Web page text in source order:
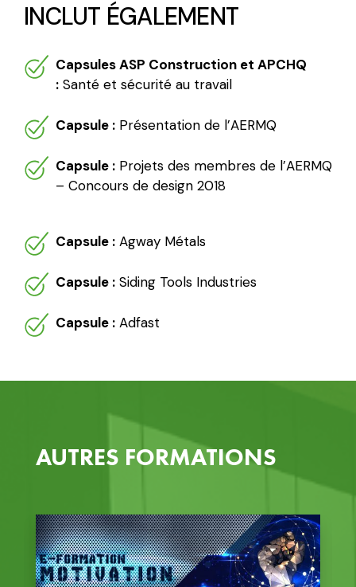
INCLUT ÉGALEMENT
Capsules ASP Construction et APCHQ
: Santé et sécurité au travail
Capsule : Présentation de l’AERMQ
Capsule : Projets des membres de l’AERMQ
– Concours de design 2018
Capsule : Agway Métals
Capsule : Siding Tools Industries
Capsule : Adfast
AUTRES FORMATIONS